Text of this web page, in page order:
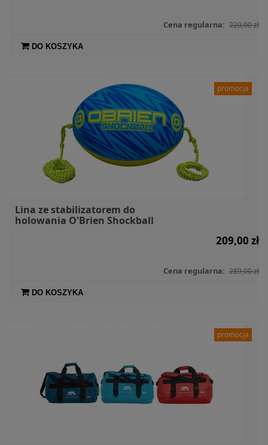
Cena regularna: 220,00 zł
DO KOSZYKA
Lina ze stabilizatorem do
holowania O'Brien Shockball
209,00 zł
Cena regularna: 289,00 zł
DO KOSZYKA
promocja
promocja